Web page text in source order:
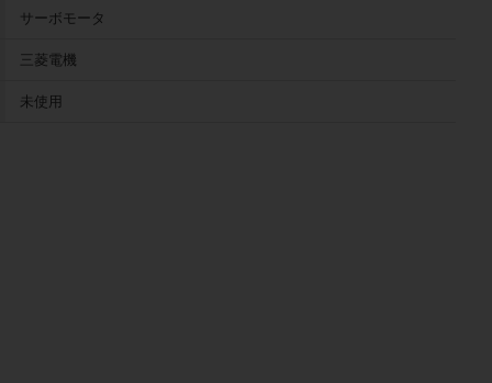
サーボモータ
三菱電機
未使用